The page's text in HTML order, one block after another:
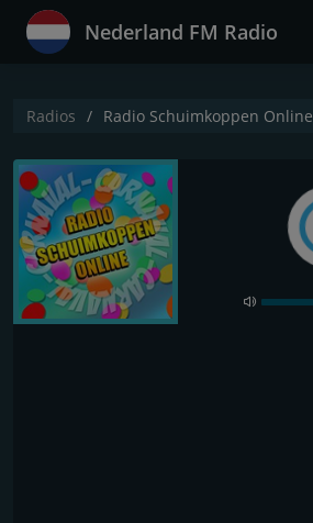
Nederland FM Radio
Radios Radio Schuimkoppen Online